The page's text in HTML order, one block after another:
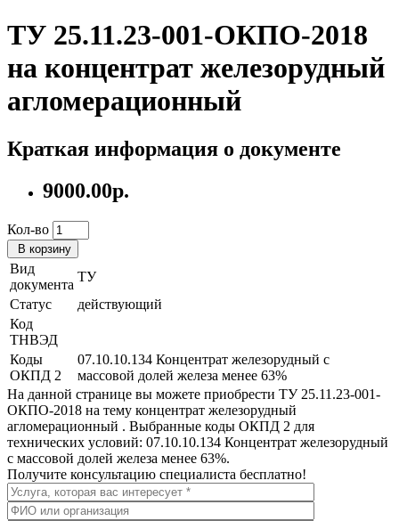
ТУ 25.11.23-001-ОКПО-2018
на концентрат железорудный
агломерационный
Краткая информация о документе
9000.00р.
Кол-во
В корзину
Вид
документа
ТУ
Статус
действующий
Код
ТНВЭД
Коды
ОКПД 2
07.10.10.134 Концентрат железорудный с
массовой долей железа менее 63%
На данной странице вы можете приобрести ТУ 25.11.23-001-
ОКПО-2018 на тему концентрат железорудный
агломерационный . Выбранные коды ОКПД 2 для
технических условий: 07.10.10.134 Концентрат железорудный
с массовой долей железа менее 63%.
Получите консультацию специалиста бесплатно!